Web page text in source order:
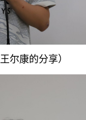
尔康的分享）